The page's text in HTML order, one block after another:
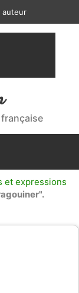
auteur
et expressions